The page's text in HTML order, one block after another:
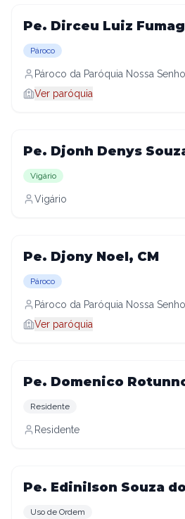
Pe. Dirceu Luiz
Pároco
Pároco da Paróquia Nossa
Ver paróquia
Pe. Djonh Denys
Vigário
Vigário
Pe. Djony Noel, CM
Pároco
Pároco da Paróquia Nossa
Ver paróquia
Pe. Domenico
Residente
Residente
Pe. Edinilson Souza
Uso de Ordem